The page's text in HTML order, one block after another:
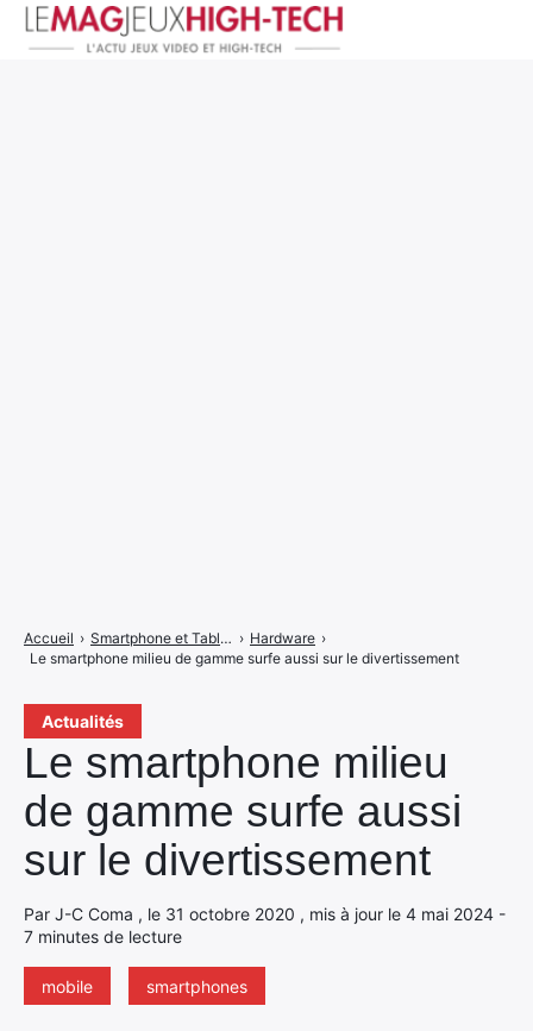
Actualités
Le smartphone milieu
de gamme surfe aussi
sur le divertissement
Par J-C Coma , le 31 octobre 2020 , mis à jour le 4 mai 2024 -
7 minutes de lecture
mobile smartphones
Accueil › Smartphone et Tablettes › Hardware ›
Le smartphone milieu de gamme surfe aussi sur le divertissement